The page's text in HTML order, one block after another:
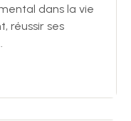
dans la vie
réussir ses